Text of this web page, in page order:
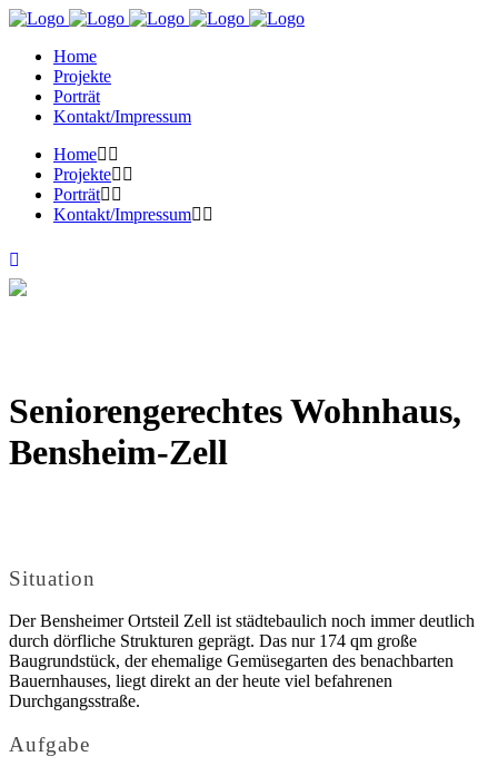
Home
Projekte
Porträt
Kontakt/Impressum
Home
Projekte
Porträt
Kontakt/Impressum
Seniorengerechtes Wohnhaus,
Bensheim-Zell
Situation
Der Bensheimer Ortsteil Zell ist städtebaulich noch immer deutlich
durch dörfliche Strukturen geprägt. Das nur 174 qm große
Baugrundstück, der ehemalige Gemüsegarten des benachbarten
Bauernhauses, liegt direkt an der heute viel befahrenen
Durchgangsstraße.
Aufgabe